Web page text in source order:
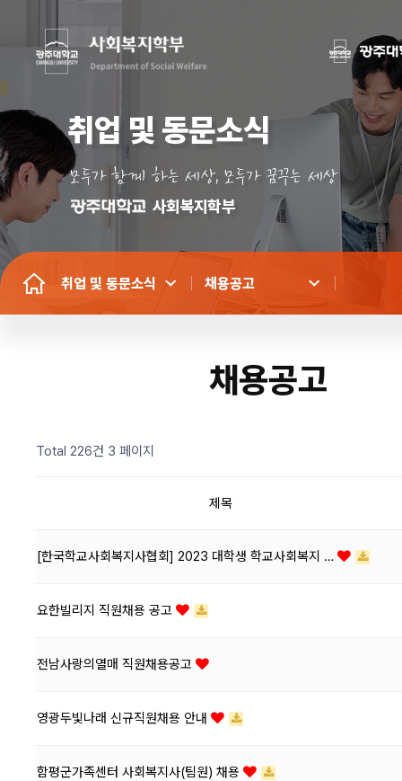
취업 및 동문소식
모두가 함께 하는 세상, 모두가 꿈꾸는 세상
사회복지학부
취업 및 동문소식 채용공고
채용공고
Total 226건 3 페이지
제목
[한국학교사회복지사협회] 2023 대학생 학교사회복지 …
요한빌리지 직원채용 공고
전남사랑의열매 직원채용공고
영광두빛나래 신규직원채용 안내
함평군가족센터 사회복지사(팀원) 채용